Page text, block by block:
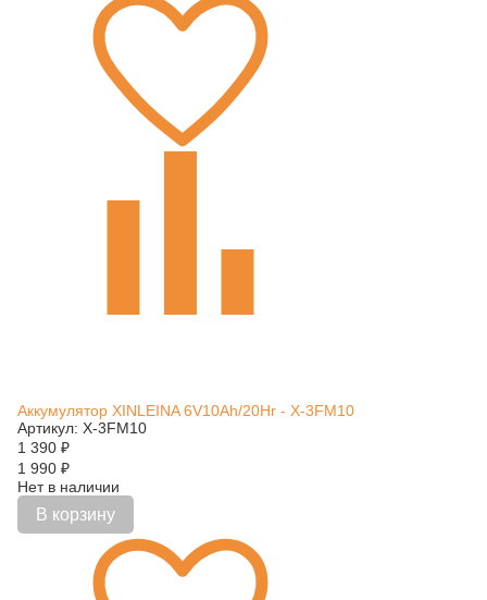
Аккумулятор XINLEINA 6V10Ah/20Hr - X-3FM10
Артикул: X-3FM10
1 390 ₽
1 990 ₽
Нет в наличии
В корзину